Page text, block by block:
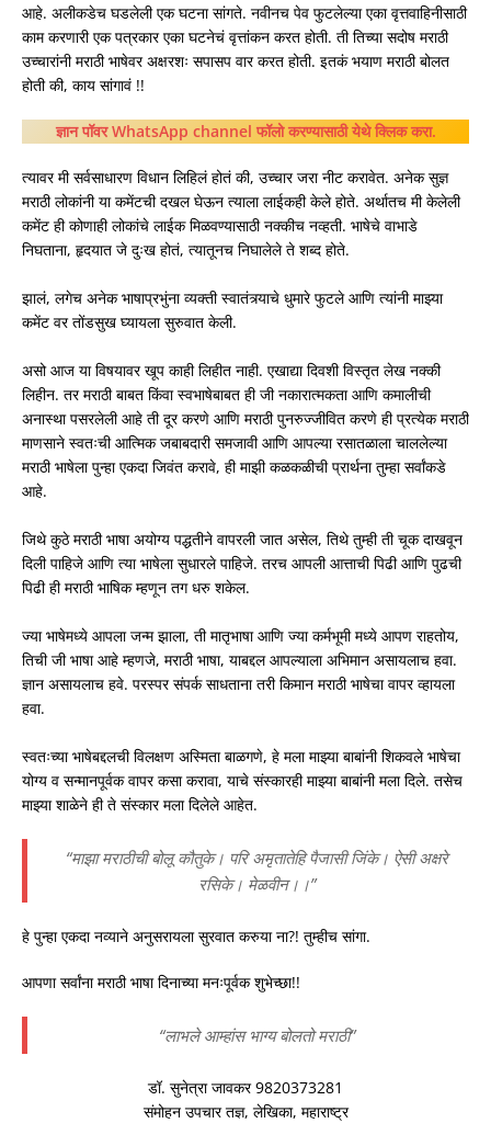
आहे. अलीकडेच घडलेली एक घटना सांगते. नवीनच पेव फुटलेल्या एका वृत्तवाहिनीसाठी
काम करणारी एक पत्रकार एका घटनेचं वृत्तांकन करत होती. ती तिच्या सदोष मराठी
उच्चारांनी मराठी भाषेवर अक्षरशः सपासप वार करत होती. इतकं भयाण मराठी बोलत
होती की, काय सांगावं !!
ज्ञान पॉवर WhatsApp channel फॉलो करण्यासाठी येथे क्लिक करा.
त्यावर मी सर्वसाधारण विधान लिहिलं होतं की, उच्चार जरा नीट करावेत. अनेक सुज्ञ
मराठी लोकांनी या कमेंटची दखल घेऊन त्याला लाईकही केले होते. अर्थातच मी केलेली
कमेंट ही कोणाही लोकांचे लाईक मिळवण्यासाठी नक्कीच नव्हती. भाषेचे वाभाडे
निघताना, हृदयात जे दुःख होतं, त्यातूनच निघालेले ते शब्द होते.
झालं, लगेच अनेक भाषाप्रभुंना व्यक्ती स्वातंत्र्याचे धुमारे फुटले आणि त्यांनी माझ्या
कमेंट वर तोंडसुख घ्यायला सुरुवात केली.
असो आज या विषयावर खूप काही लिहीत नाही. एखाद्या दिवशी विस्तृत लेख नक्की
लिहीन. तर मराठी बाबत किंवा स्वभाषेबाबत ही जी नकारात्मकता आणि कमालीची
अनास्था पसरलेली आहे ती दूर करणे आणि मराठी पुनरुज्जीवित करणे ही प्रत्येक मराठी
माणसाने स्वतःची आत्मिक जबाबदारी समजावी आणि आपल्या रसातळाला चाललेल्या
मराठी भाषेला पुन्हा एकदा जिवंत करावे, ही माझी कळकळीची प्रार्थना तुम्हा सर्वांकडे
आहे.
जिथे कुठे मराठी भाषा अयोग्य पद्धतीने वापरली जात असेल, तिथे तुम्ही ती चूक दाखवून
दिली पाहिजे आणि त्या भाषेला सुधारले पाहिजे. तरच आपली आत्ताची पिढी आणि पुढची
पिढी ही मराठी भाषिक म्हणून तग धरु शकेल.
ज्या भाषेमध्ये आपला जन्म झाला, ती मातृभाषा आणि ज्या कर्मभूमी मध्ये आपण राहतोय,
तिची जी भाषा आहे म्हणजे, मराठी भाषा, याबद्दल आपल्याला अभिमान असायलाच हवा.
ज्ञान असायलाच हवे. परस्पर संपर्क साधताना तरी किमान मराठी भाषेचा वापर व्हायला
हवा.
स्वतःच्या भाषेबद्दलची विलक्षण अस्मिता बाळगणे, हे मला माझ्या बाबांनी शिकवले भाषेचा
योग्य व सन्मानपूर्वक वापर कसा करावा, याचे संस्कारही माझ्या बाबांनी मला दिले. तसेच
माझ्या शाळेने ही ते संस्कार मला दिलेले आहेत.
“माझा मराठीची बोलू कौतुके। परि अमृतातेहि पैजासी जिंके। ऐसी अक्षरे
रसिके। मेळवीन।।”
हे पुन्हा एकदा नव्याने अनुसरायला सुरवात करुया ना?! तुम्हीच सांगा.
आपणा सर्वांना मराठी भाषा दिनाच्या मनःपूर्वक शुभेच्छा!!
“लाभले आम्हांस भाग्य बोलतो मराठी”
डॉ. सुनेत्रा जावकर 9820373281
संमोहन उपचार तज्ञ, लेखिका, महाराष्ट्र